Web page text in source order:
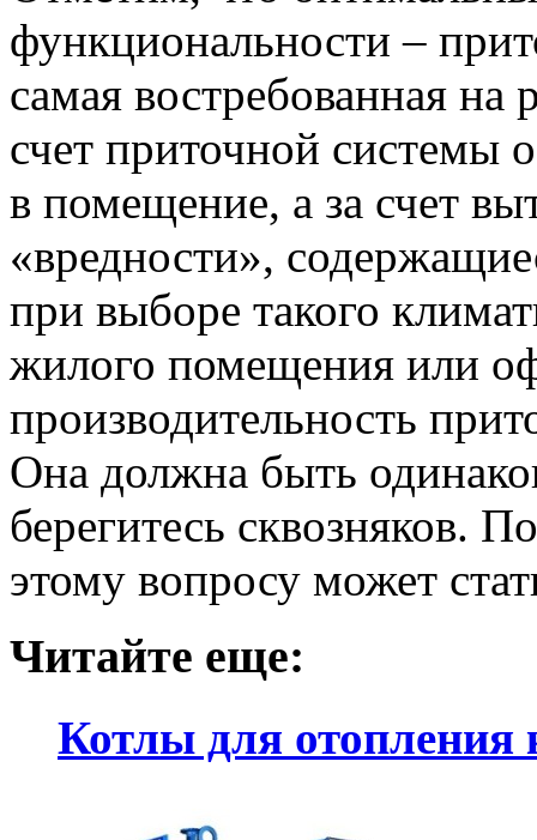
функциональности –
самая востребованная
счет приточной системы
в помещение, а за счет
«вредности»,
при выборе такого
жилого помещения или
производительность
Она должна быть
берегитесь сквозняков.
этому вопросу может
Читайте еще:
Котлы для отопления